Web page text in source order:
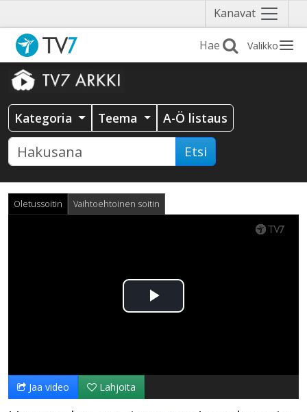
Kanavat Näytä
valikko
Valikko
Kategoria Teema A-Ö listaus
Etsi
Oletussoitin Vaihtoehtoinen soitin
Toista
Jaa video Lahjoita